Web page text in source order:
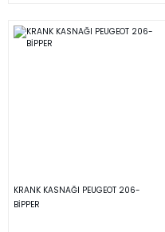
KRANK KASNAĞI PEUGEOT 206-
BİPPER